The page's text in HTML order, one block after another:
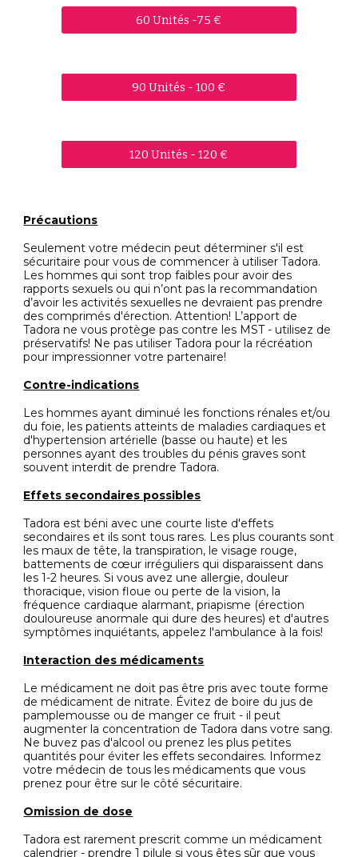
60 Unités -75 €
90 Unités - 100 €
120 Unités - 120 €
Précautions
Seulement votre médecin peut déterminer s'il est
sécuritaire pour vous de commencer à utiliser Tadora.
Les hommes qui sont trop faibles pour avoir des
rapports sexuels ou qui n’ont pas la recommandation
d’avoir les activités sexuelles ne devraient pas prendre
des comprimés d'érection. Attention! L’apport de
Tadora ne vous protège pas contre les MST - utilisez de
préservatifs! Ne pas utiliser Tadora pour la récréation
pour impressionner votre partenaire!
Contre-indications
Les hommes ayant diminué les fonctions rénales et/ou
du foie, les patients atteints de maladies cardiaques et
d'hypertension artérielle (basse ou haute) et les
personnes ayant des troubles du pénis graves sont
souvent interdit de prendre Tadora.
Effets secondaires possibles
Tadora est béni avec une courte liste d'effets
secondaires et ils sont tous rares. Les plus courants sont
les maux de tête, la transpiration, le visage rouge,
battements de cœur irréguliers qui disparaissent dans
les 1-2 heures. Si vous avez une allergie, douleur
thoracique, vision floue ou perte de la vision, la
fréquence cardiaque alarmant, priapisme (érection
douloureuse anormale qui dure des heures) et d'autres
symptômes inquiétants, appelez l'ambulance à la fois!
Interaction des médicaments
Le médicament ne doit pas être pris avec toute forme
de médicament de nitrate. Évitez de boire du jus de
pamplemousse ou de manger ce fruit - il peut
augmenter la concentration de Tadora dans votre sang.
Ne buvez pas d'alcool ou prenez les plus petites
quantités pour éviter les effets secondaires. Informez
votre médecin de tous les médicaments que vous
prenez pour être sur le côté sécuritaire.
Omission de dose
Tadora est rarement prescrit comme un médicament
calendrier - prendre 1 pilule si vous êtes sûr que vous